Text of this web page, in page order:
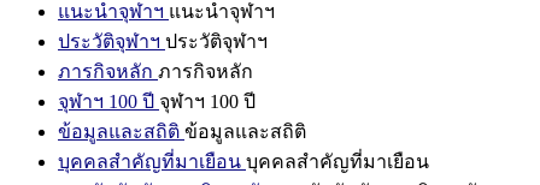
แนะนำจุฬาฯ แนะนำจุฬาฯ
ประวัติจุฬาฯ ประวัติจุฬาฯ
ภารกิจหลัก ภารกิจหลัก
จุฬาฯ 100 ปี จุฬาฯ 100 ปี
ข้อมูลและสถิติ ข้อมูลและสถิติ
บุคคลสำคัญที่มาเยือน บุคคลสำคัญที่มาเยือน